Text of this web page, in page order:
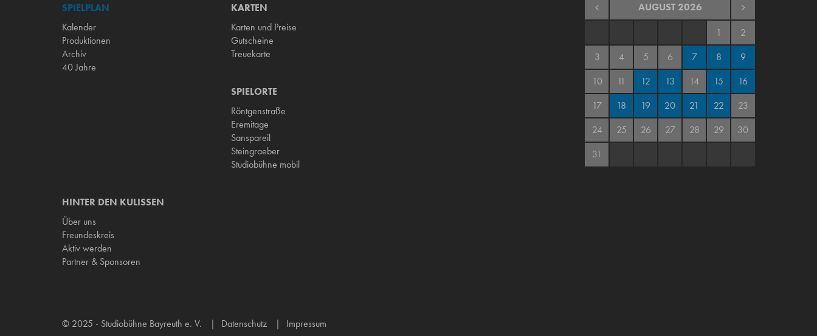
AUGUST 2026
1
2
3
4 5 6 7 8
9
10
11 12 13 14 15
16
17
18 19 20 21 22
23
24
25 26 27 28 29
30
31
SPIELPLAN
Kalender
Produktionen
Archiv
40 Jahre
KARTEN
Karten und Preise
Gutscheine
Treuekarte
SPIELORTE
Röntgenstraße
Eremitage
Sanspareil
Steingraeber
Studiobühne mobil
HINTER DEN KULISSEN
Über uns
Freundeskreis
Aktiv werden
Partner & Sponsoren
© 2025 - Studiobühne Bayreuth e. V. Datenschutz Impressum